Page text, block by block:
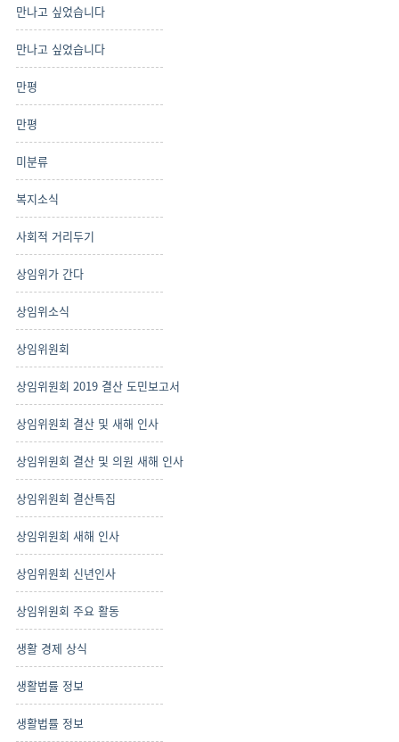
만나고 싶었습니다
만나고 싶었습니다
만평
만평
미분류
복지소식
사회적 거리두기
상임위가 간다
상임위소식
상임위원회
상임위원회 2019 결산 도민보고서
상임위원회 결산 및 새해 인사
상임위원회 결산 및 의원 새해 인사
상임위원회 결산특집
상임위원회 새해 인사
상임위원회 신년인사
상임위원회 주요 활동
생활 경제 상식
생활법률 정보
생활법률 정보